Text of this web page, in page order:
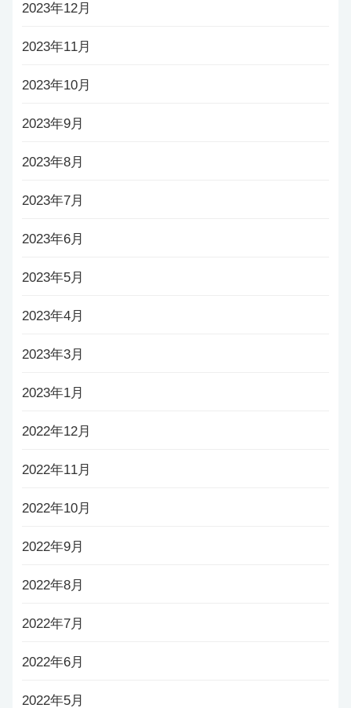
2023年12月
2023年11月
2023年10月
2023年9月
2023年8月
2023年7月
2023年6月
2023年5月
2023年4月
2023年3月
2023年1月
2022年12月
2022年11月
2022年10月
2022年9月
2022年8月
2022年7月
2022年6月
2022年5月